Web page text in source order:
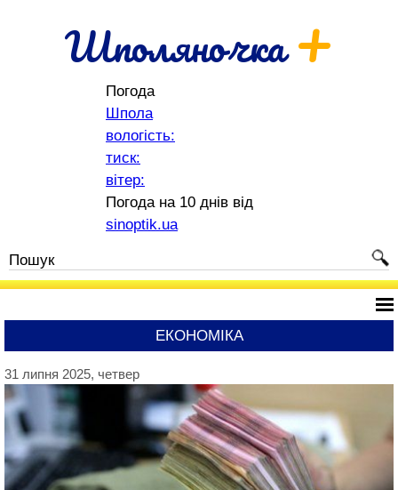
Шполяночка+
Погода
Шпола
вологість:
тиск:
вітер:
Погода на 10 днів від
sinoptik.ua
ЕКОНОМІКА
31 липня 2025, четвер